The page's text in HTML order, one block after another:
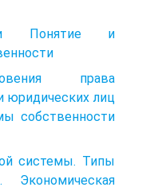
Понятие и
права
юридических лиц
собственности
системы. Типы
Экономическая